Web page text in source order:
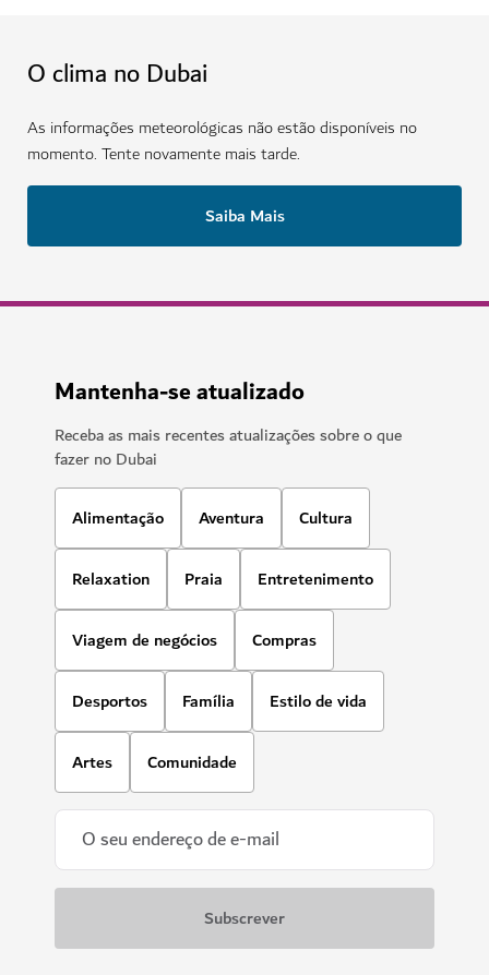
O clima no Dubai
As informações meteorológicas não estão disponíveis no
momento. Tente novamente mais tarde.
Saiba Mais
Mantenha-se atualizado
Receba as mais recentes atualizações sobre o que
fazer no Dubai
Alimentação Aventura Cultura
Relaxation Praia Entretenimento
Viagem de negócios Compras
Desportos Família Estilo de vida
Artes Comunidade